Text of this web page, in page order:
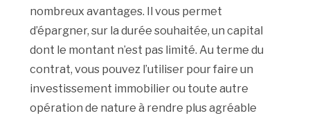
nombreux avantages. Il vous permet
d’épargner, sur la durée souhaitée, un capital
dont le montant n’est pas limité. Au terme du
contrat, vous pouvez l’utiliser pour faire un
investissement immobilier ou toute autre
opération de nature à rendre plus agréable